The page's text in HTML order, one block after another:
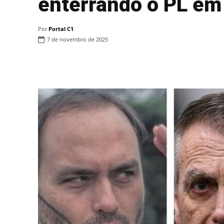
Por Portal C1
7 de novembro de 2025